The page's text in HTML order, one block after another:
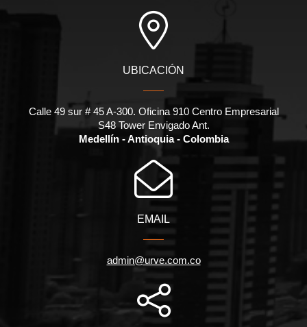
UBICACIÓN
Calle 49 sur # 45 A-300. Oficina 910 Centro Empresarial
S48 Tower Envigado Ant.
Medellín - Antioquia - Colombia
EMAIL
admin@urve.com.co